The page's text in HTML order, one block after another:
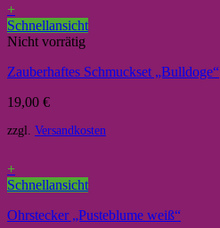
+
Schnellansicht
Nicht vorrätig
Zauberhaftes Schmuckset „Bulldoge“
19,00 €
zzgl. Versandkosten
+
Schnellansicht
Ohrstecker „Pusteblume weiß“